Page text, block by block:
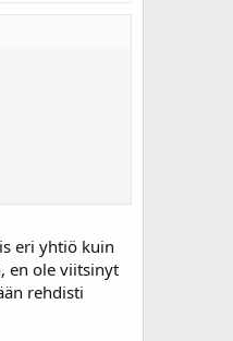
eri yhtiö kuin
en ole viitsinyt
rehdisti